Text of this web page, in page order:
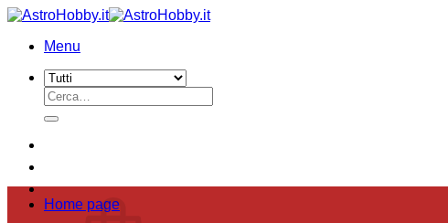
Salta
contenuti
Menu
Cerca:
Home page